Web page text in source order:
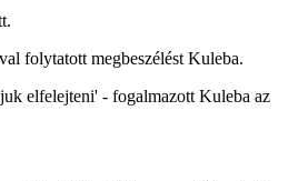
folytatott megbeszélést Kuleba.
elfelejteni' - fogalmazott Kuleba az